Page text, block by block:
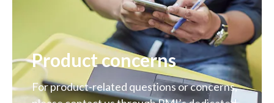
Product concerns
For product-related questions or concerns,